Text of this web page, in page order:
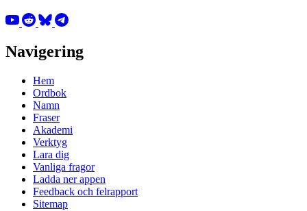
Navigering
Hem
Ordbok
Namn
Fraser
Akademi
Verktyg
Lara dig
Vanliga fragor
Ladda ner appen
Feedback och felrapport
Sitemap